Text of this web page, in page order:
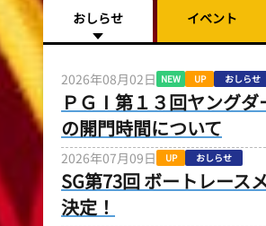
おしらせ イベント
2026年08月02日 NEW UP おしらせ
ＰＧⅠ第１３回ヤングダ
の開門時間について
2026年07月09日 UP おしらせ
SG第73回 ボートレース
決定！